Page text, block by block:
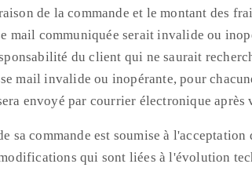
de la commande et le montant des
mail communiquée serait invalide ou
du client qui ne saurait
mail invalide ou inopérante, pour
envoyé par courrier électronique
commande est soumise à l'acceptation
qui sont liées à l'évolution